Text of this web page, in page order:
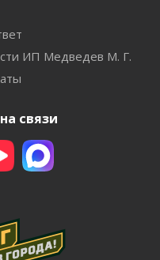
ИП Медведев М. Г.
связи